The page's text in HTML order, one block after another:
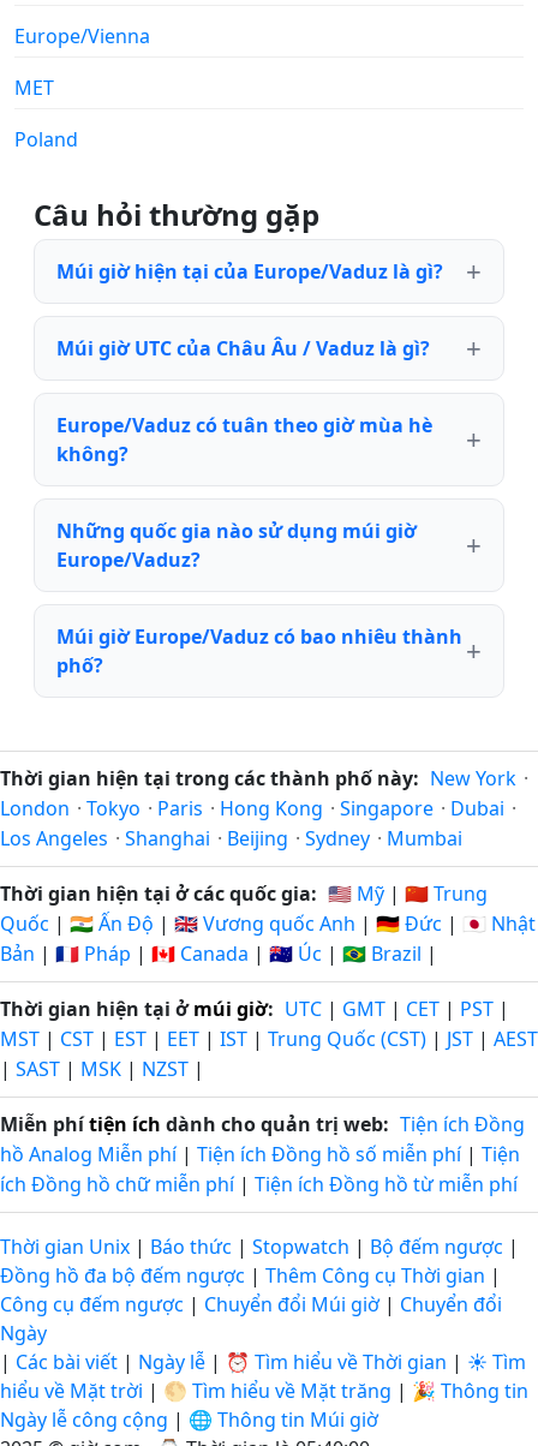
Europe/Vienna
MET
Poland
Câu hỏi thường gặp
Múi giờ hiện tại của Europe/Vaduz là gì?
Múi giờ UTC của Châu Âu / Vaduz là gì?
Europe/Vaduz có tuân theo giờ mùa hè
không?
Những quốc gia nào sử dụng múi giờ
Europe/Vaduz?
Múi giờ Europe/Vaduz có bao nhiêu thành
phố?
Thời gian hiện tại trong các thành phố này: New York ·
London · Tokyo · Paris · Hong Kong · Singapore · Dubai ·
Los Angeles · Shanghai · Beijing · Sydney · Mumbai
Thời gian hiện tại ở các quốc gia: 🇺🇸 Mỹ | 🇨🇳 Trung
Quốc | 🇮🇳 Ấn Độ | 🇬🇧 Vương quốc Anh | 🇩🇪 Đức | 🇯🇵 Nhật
Bản | 🇫🇷 Pháp | 🇨🇦 Canada | 🇦🇺 Úc | 🇧🇷 Brazil |
Thời gian hiện tại ởmúi giờ: UTC | GMT | CET | PST |
MST | CST | EST | EET | IST | Trung Quốc (CST) | JST | AEST
| SAST | MSK | NZST |
Miễn phítiện ích dành cho quản trị web: Tiện ích Đồng
hồ Analog Miễn phí| Tiện ích Đồng hồ số miễn phí| Tiện
ích Đồng hồ chữ miễn phí| Tiện ích Đồng hồ từ miễn phí
Thời gian Unix | Báo thức | Stopwatch | Bộ đếm ngược |
Đồng hồ đa bộ đếm ngược | Thêm Công cụ Thời gian |
Công cụ đếm ngược | Chuyển đổi Múi giờ | Chuyển đổi
Ngày
| Các bài viết | Ngày lễ | ⏰ Tìm hiểu về Thời gian | ☀️ Tìm
hiểu về Mặt trời | 🌕 Tìm hiểu về Mặt trăng | 🎉 Thông tin
Ngày lễ công cộng | 🌐 Thông tin Múi giờ